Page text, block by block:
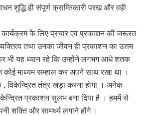
शुद्धि ही संपूर्ण क्राम्तिकारी परख और वही
के लिए प्रचार एवं प्रकाशन की जरूरत
तथा उनका जीवन ही प्रकाशन का उत्तम
भी यह ध्यान रहे कि उन्होंने लगभग आधे शतक
माध्यम सम्हाल कर अपने साथ रखा था ।
विकेन्द्रित तंत्र खड़ा करना होगा । अनेक
प्रकाशन सुलभ बना दिया है । हममें से
शक्ति और सामर्थ्य लगाने होंगे ।